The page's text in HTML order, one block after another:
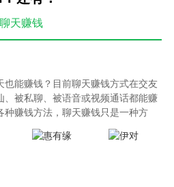
聊天赚钱
也能赚钱？目前聊天赚钱方式在交友
、被私聊、被语音或视频通话都能赚
种赚钱方法，聊天赚钱只是一种方
种赚钱方式层出不穷，聊天赚钱可